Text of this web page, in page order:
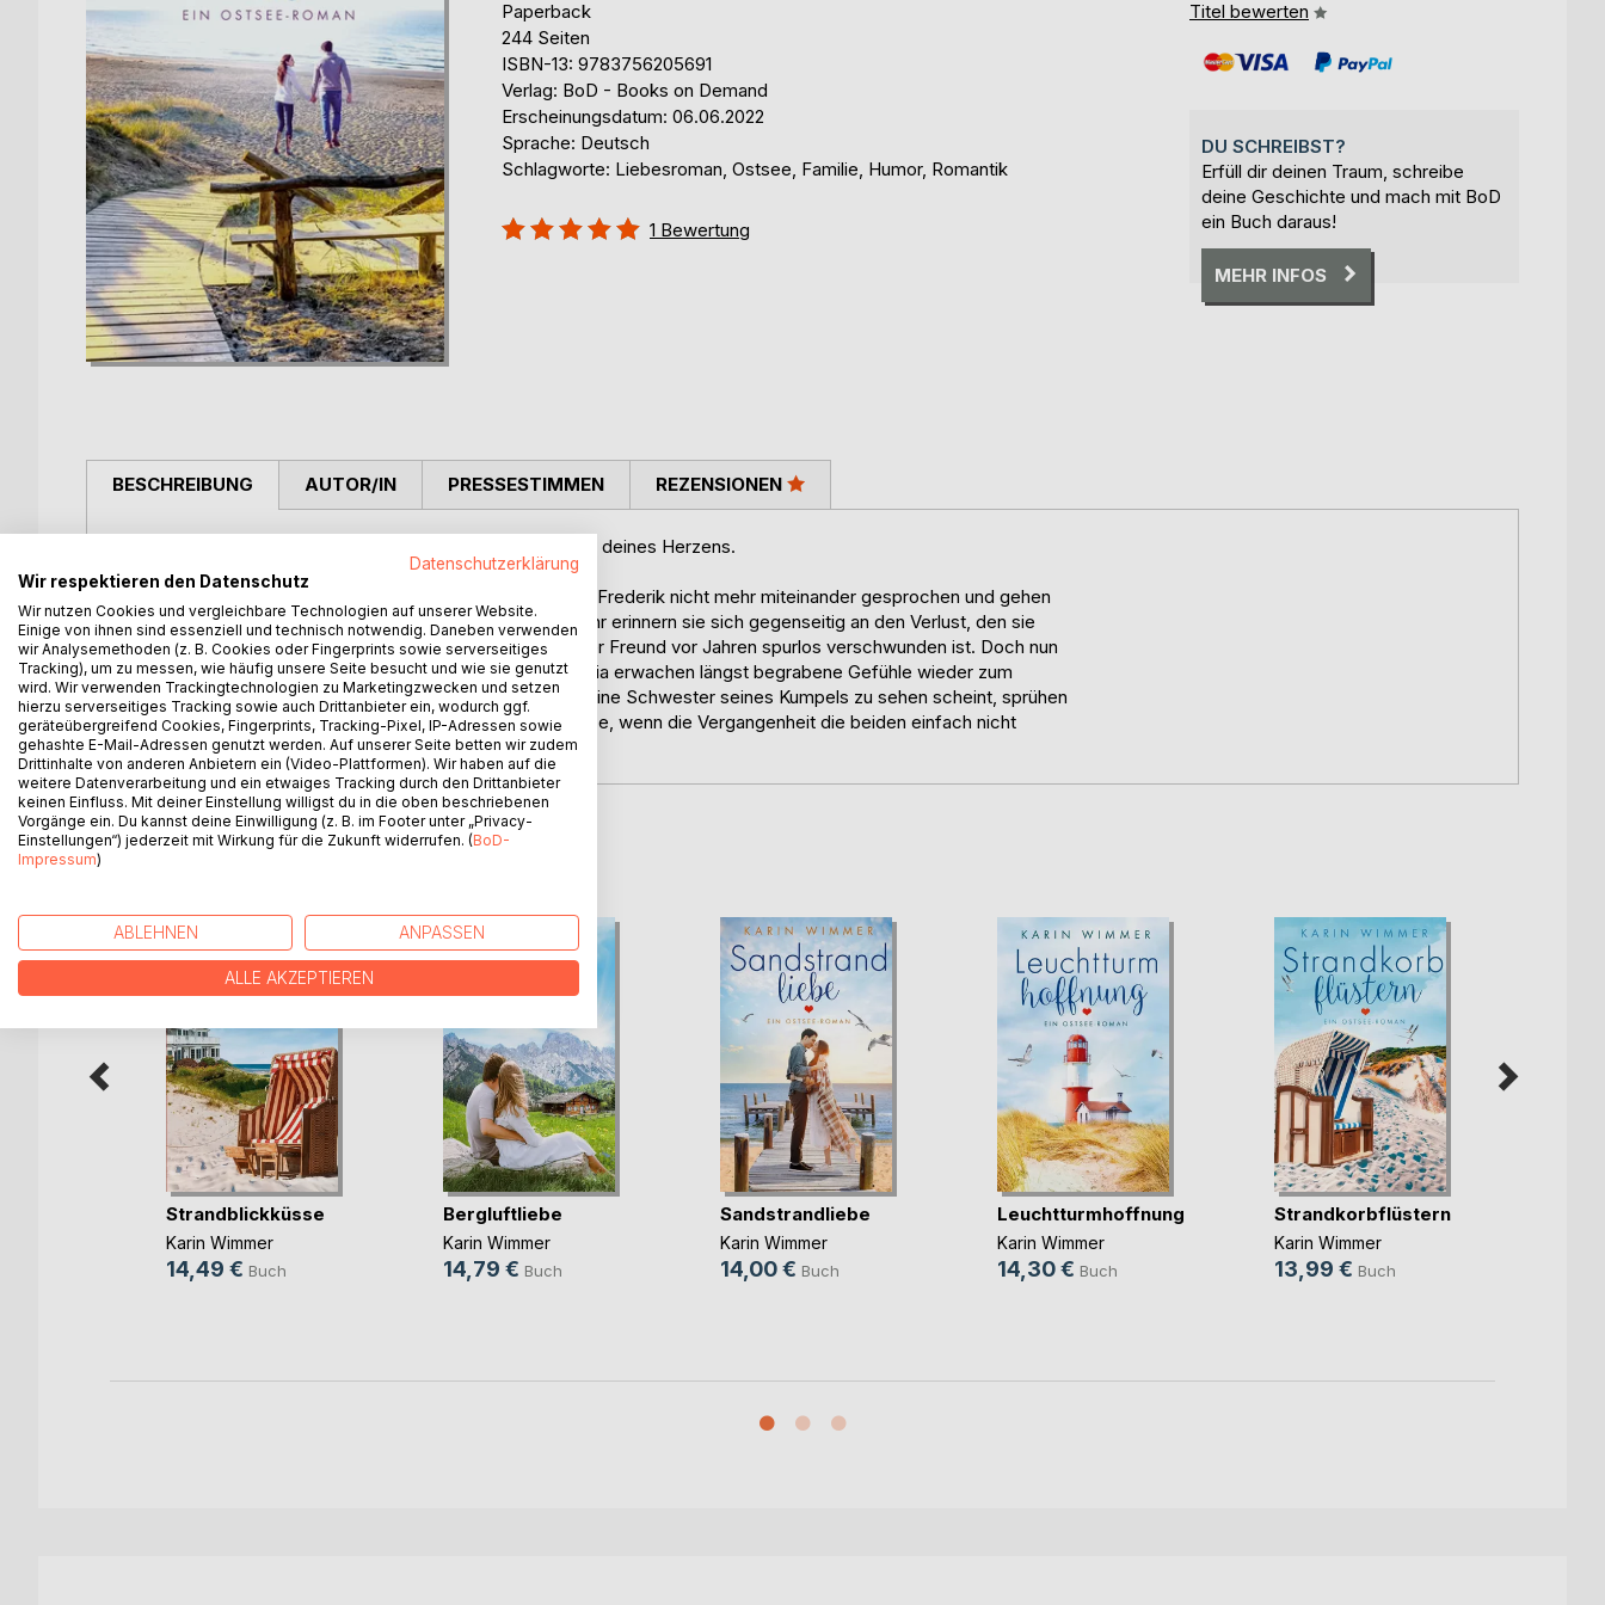
Paperback
244 Seiten
ISBN-13: 9783756205691
Verlag: BoD - Books on Demand
Erscheinungsdatum: 06.06.2022
Sprache: Deutsch
Schlagworte: Liebesroman, Ostsee, Familie, Humor, Romantik
Bewertung::
1 Bewertung
Titel bewerten
DU SCHREIBST?
Erfüll dir deinen Traum, schreibe
deine Geschichte und mach mit BoD
ein Buch daraus!
MEHR INFOS
BESCHREIBUNG
Höre auf den Gewissen, doch vergiss niemals die Stimme deines Herzens.
Seit Jahren haben Konditorin Livia und Restaurantbesitzer Frederik nicht mehr miteinander gesprochen und gehen
sich in der kleinen Stadt Sterenholm aus dem Weg. Zu sehr erinnern sie sich gegenseitig an den Verlust, den sie
beide erlitten haben, als Livias Bruder und Frederiks bester Freund vor Jahren spurlos verschwunden ist. Doch nun
müssen sie für ein Projekt zusammenarbeiten, und bei Livia erwachen längst begrabene Gefühle wieder zum
Leben. Doch auch wenn Frederik in ihr immer noch die kleine Schwester seines Kumpels zu sehen scheint, sprühen
zwischen ihnen die Funken. Aber hat die Liebe eine Chance, wenn die Vergangenheit die beiden einfach nicht
loslässt?
AUTOR/IN PRESSESTIMMEN REZENSIONEN
WEITERE TITEL BEIBoD
Strandblickküsse
Karin Wimmer
14,49 € Buch
Bergluftliebe
Karin Wimmer
14,79 € Buch
Sandstrandliebe
Karin Wimmer
14,00 € Buch
Leuchtturmhoffnung
Karin Wimmer
14,30 € Buch
Strandkorbflüstern
Karin Wimmer
13,99 € Buch
Datenschutzerklärung
Wir respektieren den Datenschutz
Wir nutzen Cookies und vergleichbare Technologien auf unserer Website.
Einige von ihnen sind essenziell und technisch notwendig. Daneben verwenden
wir Analysemethoden (z. B. Cookies oder Fingerprints sowie serverseitiges
Tracking), um zu messen, wie häufig unsere Seite besucht und wie sie genutzt
wird. Wir verwenden Trackingtechnologien zu Marketingzwecken und setzen
hierzu serverseitiges Tracking sowie auch Drittanbieter ein, wodurch ggf.
geräteübergreifend Cookies, Fingerprints, Tracking-Pixel, IP-Adressen sowie
gehashte E-Mail-Adressen genutzt werden. Auf unserer Seite betten wir zudem
Drittinhalte von anderen Anbietern ein (Video-Plattformen). Wir haben auf die
weitere Datenverarbeitung und ein etwaiges Tracking durch den Drittanbieter
keinen Einfluss. Mit deiner Einstellung willigst du in die oben beschriebenen
Vorgänge ein. Du kannst deine Einwilligung (z. B. im Footer unter „Privacy-
Einstellungen“) jederzeit mit Wirkung für die Zukunft widerrufen. (BoD-
Impressum)
ABLEHNEN ANPASSEN
ALLE AKZEPTIEREN